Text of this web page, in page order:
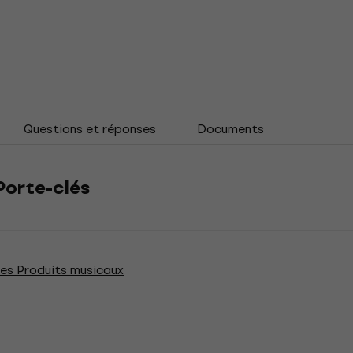
Questions et réponses Documents
clés
Produits musicaux